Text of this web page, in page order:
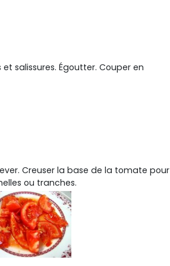
salissures. Égoutter. Couper en
Creuser la base de la tomate pour
ou tranches.